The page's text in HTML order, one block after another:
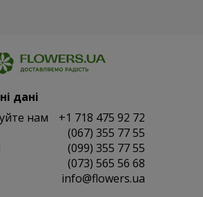
дані
нам
+1 718 475 92 72
(067) 355 77 55
(099) 355 77 55
(073) 565 56 68
info@flowers.ua